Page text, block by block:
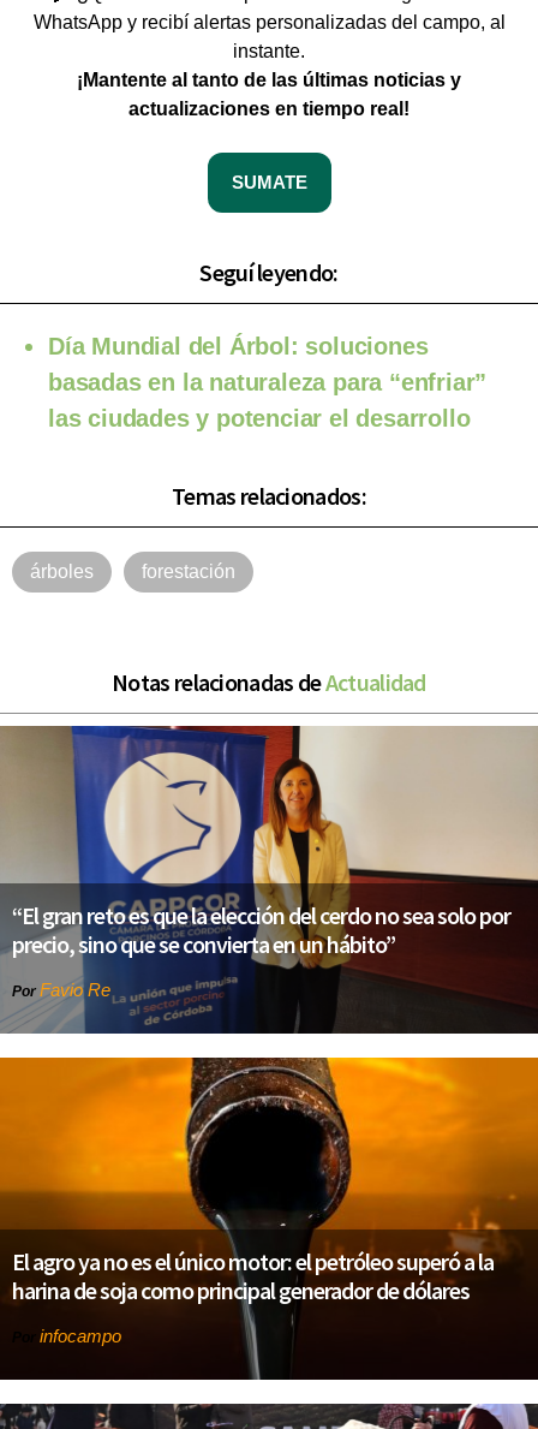
WhatsApp y recibí alertas personalizadas del campo, al
instante.
¡Mantente al tanto de las últimas noticias y
actualizaciones en tiempo real!
SUMATE
Seguí leyendo:
Día Mundial del Árbol: soluciones
basadas en la naturaleza para “enfriar”
las ciudades y potenciar el desarrollo
Temas relacionados:
árboles forestación
Notas relacionadas deActualidad
“El gran reto es que la elección del cerdo no sea solo por
precio, sino que se convierta en un hábito”
Por Favio Re
El agro ya no es el único motor: el petróleo superó a la
harina de soja como principal generador de dólares
infocampo